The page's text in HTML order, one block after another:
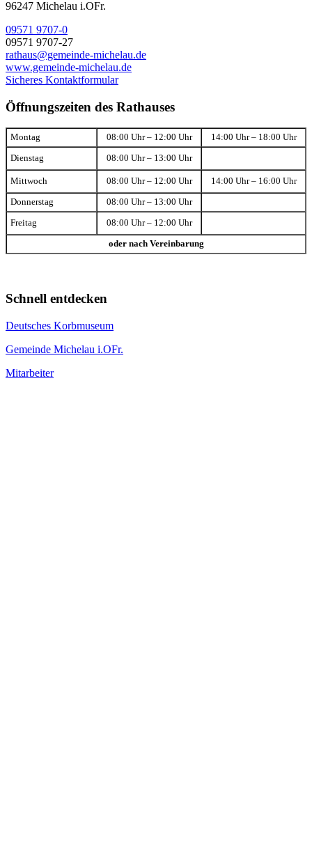
96247 Michelau i.OFr.
09571 9707-0
09571 9707-27
rathaus@gemeinde-michelau.de
www.gemeinde-michelau.de
Sicheres Kontaktformular
Öffnungszeiten des Rathauses
Montag 08:00 Uhr – 12:00 Uhr 14:00 Uhr – 18:00 Uhr
Dienstag 08:00 Uhr – 13:00 Uhr
Mittwoch 08:00 Uhr – 12:00 Uhr 14:00 Uhr – 16:00 Uhr
Donnerstag 08:00 Uhr – 13:00 Uhr
Freitag 08:00 Uhr – 12:00 Uhr
oder nach Vereinbarung
Schnell entdecken
Deutsches Korbmuseum
Gemeinde Michelau i.OFr.
Mitarbeiter